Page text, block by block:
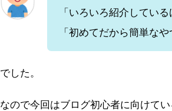
「いろいろ紹介してい
「初めてだから簡単なや
でした。
なので今回はブログ初心者に向けて